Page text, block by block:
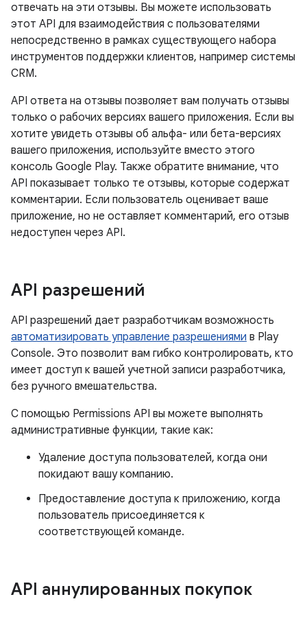
отвечать на эти отзывы. Вы можете использовать
этот API для взаимодействия с пользователями
непосредственно в рамках существующего набора
инструментов поддержки клиентов, например системы
CRM.
API ответа на отзывы позволяет вам получать отзывы
только о рабочих версиях вашего приложения. Если вы
хотите увидеть отзывы об альфа- или бета-версиях
вашего приложения, используйте вместо этого
консоль Google Play. Также обратите внимание, что
API показывает только те отзывы, которые содержат
комментарии. Если пользователь оценивает ваше
приложение, но не оставляет комментарий, его отзыв
недоступен через API.
API разрешений
API разрешений дает разработчикам возможность
автоматизировать управление разрешениями в Play
Console. Это позволит вам гибко контролировать, кто
имеет доступ к вашей учетной записи разработчика,
без ручного вмешательства.
С помощью Permissions API вы можете выполнять
административные функции, такие как:
Удаление доступа пользователей, когда они
покидают вашу компанию.
Предоставление доступа к приложению, когда
пользователь присоединяется к
соответствующей команде.
API аннулированных покупок